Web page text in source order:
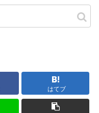
はてブ